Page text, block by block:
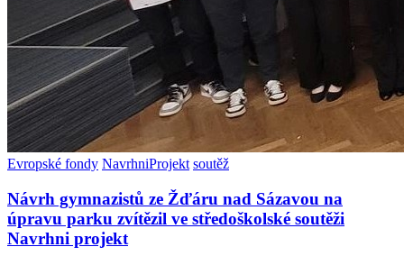
Evropské fondy NavrhniProjekt soutěž
Návrh gymnazistů ze Žďáru nad Sázavou na
úpravu parku zvítězil ve středoškolské soutěži
Navrhni projekt